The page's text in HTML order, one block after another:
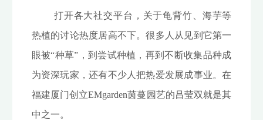
打开各大社交平台，关于龟背竹、海芋等
热植的讨论热度居高不下。很多人从见到它第一
眼被“种草”，到尝试种植，再到不断收集品种成
为资深玩家，还有不少人把热爱发展成事业。在
福建厦门创立EMgarden茵蔓园艺的吕莹双就是其
中之一。